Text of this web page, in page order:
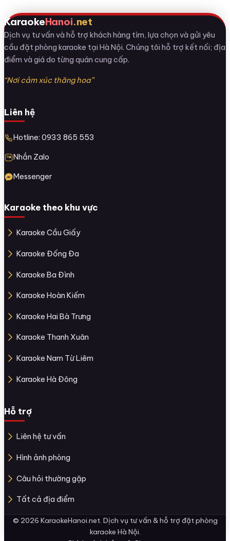
KaraokeHanoi.net
Dịch vụ tư vấn và hỗ trợ khách hàng tìm, lựa chọn và gửi yêu
cầu đặt phòng karaoke tại Hà Nội. Chúng tôi hỗ trợ kết nối; địa
điểm và giá do từng quán cung cấp.
“Nơi cảm xúc thăng hoa”
Liên hệ
Hotline: 0933 865 553
Nhắn Zalo
Messenger
Karaoke theo khu vực
Karaoke Cầu Giấy
Karaoke Đống Đa
Karaoke Ba Đình
Karaoke Hoàn Kiếm
Karaoke Hai Bà Trưng
Karaoke Thanh Xuân
Karaoke Nam Từ Liêm
Karaoke Hà Đông
Hỗ trợ
Liên hệ tư vấn
Hình ảnh phòng
Câu hỏi thường gặp
Tất cả địa điểm
© 2026 KaraokeHanoi.net. Dịch vụ tư vấn & hỗ trợ đặt phòng
karaoke Hà Nội.